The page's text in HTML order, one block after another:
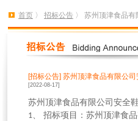
首页 〉 招标公告 〉 苏州顶津食品
[招标公告] 苏州顶津食品有限公
[2022-08-17]
苏州顶津食品有限公司安全
1、
招标项目：苏州顶津食